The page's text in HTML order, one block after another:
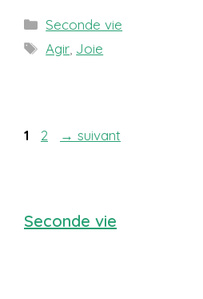
Catégories
Seconde vie
Étiquettes
Agir Joie
Page
1 Page
2 → suivant
Seconde vie